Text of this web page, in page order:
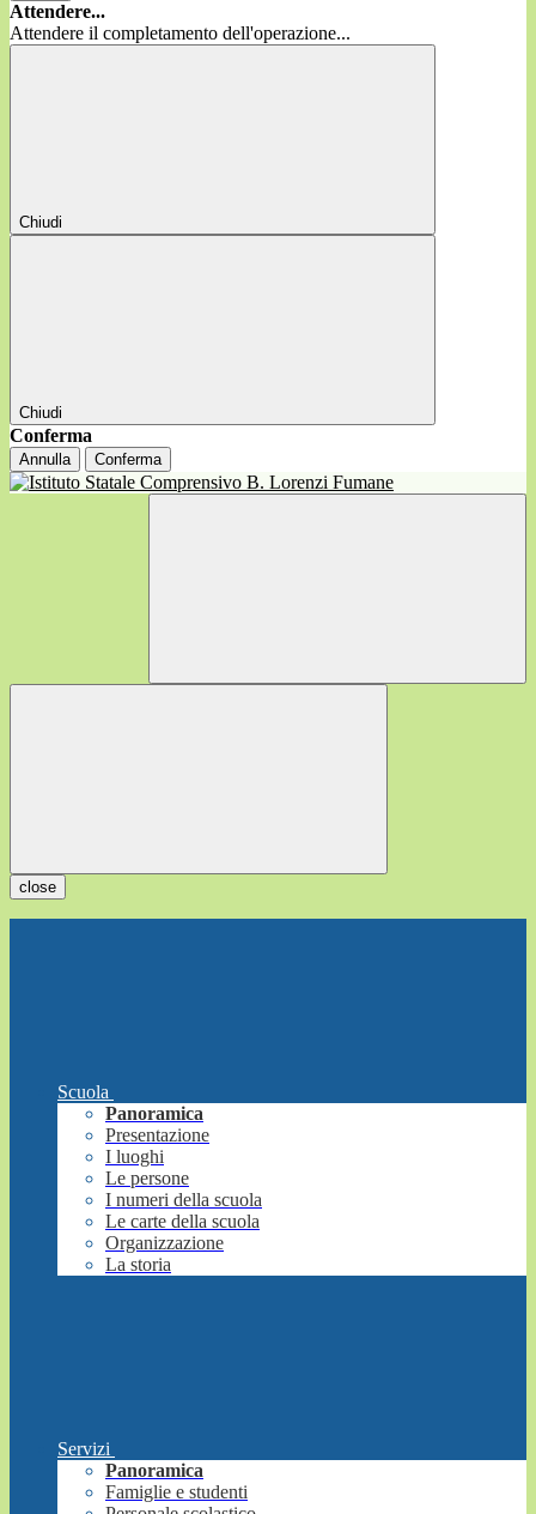
Attendere...
Attendere il completamento dell'operazione...
Chiudi
Chiudi
Conferma
Annulla Conferma
close
Scuola
Panoramica
Presentazione
I luoghi
Le persone
I numeri della scuola
Le carte della scuola
Organizzazione
La storia
Servizi
Panoramica
Famiglie e studenti